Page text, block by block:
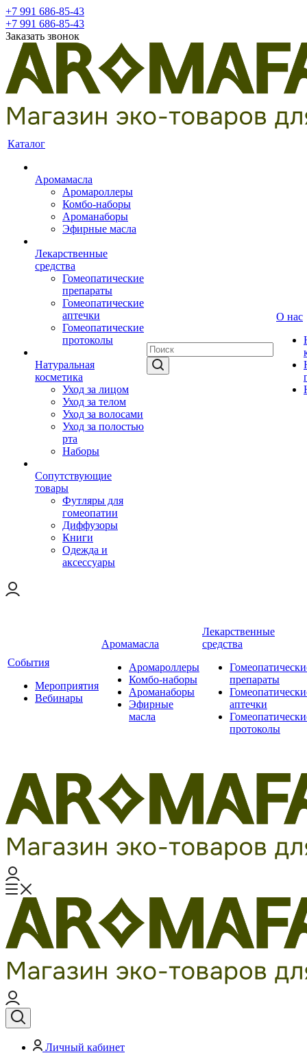
+7 991 686-85-43
+7 991 686-85-43
Заказать звонок
Каталог
Аромамасла
Аромароллеры
Комбо-наборы
Ароманаборы
Эфирные масла
Лекарственные
средства
Гомеопатические
препараты
Гомеопатические
аптечки
Гомеопатические
протоколы
Натуральная
косметика
Уход за лицом
Уход за телом
Уход за волосами
Уход за полостью
рта
Наборы
Сопутствующие
товары
Футляры для
гомеопатии
Диффузоры
Книги
Одежда и
аксессуары
О нас
События
Мероприятия
Вебинары
Аромамасла
Аромароллеры
Комбо-наборы
Ароманаборы
Эфирные
масла
Лекарственные
средства
препараты
аптечки
протоколы
Личный кабинет